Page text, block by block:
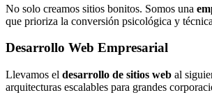
No solo creamos sitios bonitos. Somos una
que prioriza la conversión psicológica y
Desarrollo Web Empresarial
Llevamos el desarrollo de sitios web al
arquitecturas escalables para grandes